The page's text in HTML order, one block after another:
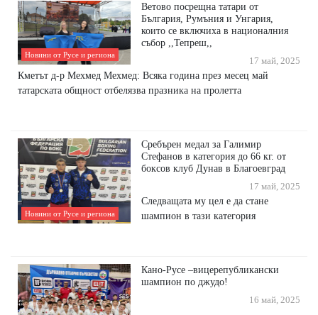
Новини от Русе и региона
Ветово посрещна татари от
България, Румъния и Унгария,
които се включиха в националния
събор ,,Тепреш,,
17 май, 2025
Кметът д-р Мехмед Мехмед: Всяка година през месец май
татарската общност отбелязва празника на пролетта
Новини от Русе и региона
Сребърен медал за Галимир
Стефанов в категория до 66 кг. от
боксов клуб Дунав в Благоевград
17 май, 2025
Следващата му цел е да стане
шампион в тази категория
Кано-Русе –вицерепубликански
шампион по джудо!
16 май, 2025